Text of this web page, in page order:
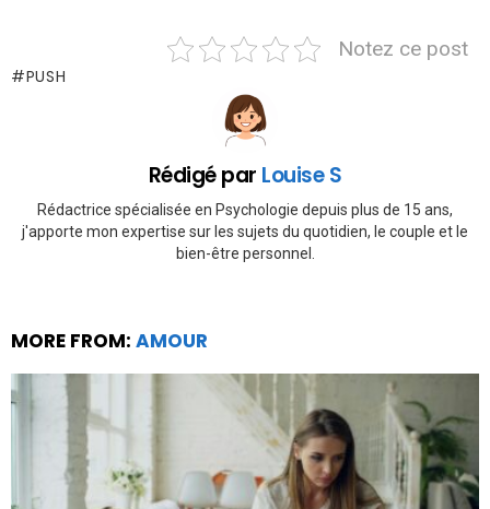
Notez ce post
PUSH
Rédigé par Louise S
Rédactrice spécialisée en Psychologie depuis plus de 15 ans,
j'apporte mon expertise sur les sujets du quotidien, le couple et le
bien-être personnel.
MORE FROM: AMOUR